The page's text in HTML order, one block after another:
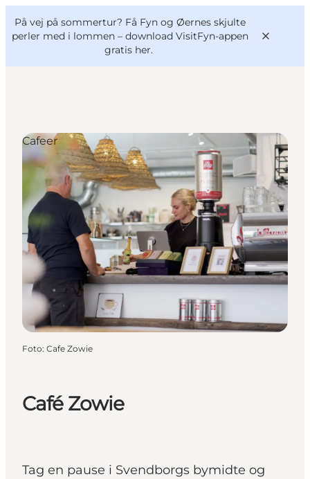
På vej på sommertur? Få Fyn og Øernes skjulte
perler med i lommen – download VisitFyn-appen
gratis her.
Oplevelser
Outdoor
Mad og drikke
Overnatning
Book lokale oplevelser
VisitFyn
Deutsch
Café Zowie
Tag en pause i Svendborgs bymidte og
Cafeer
Foto: Cafe Zowie